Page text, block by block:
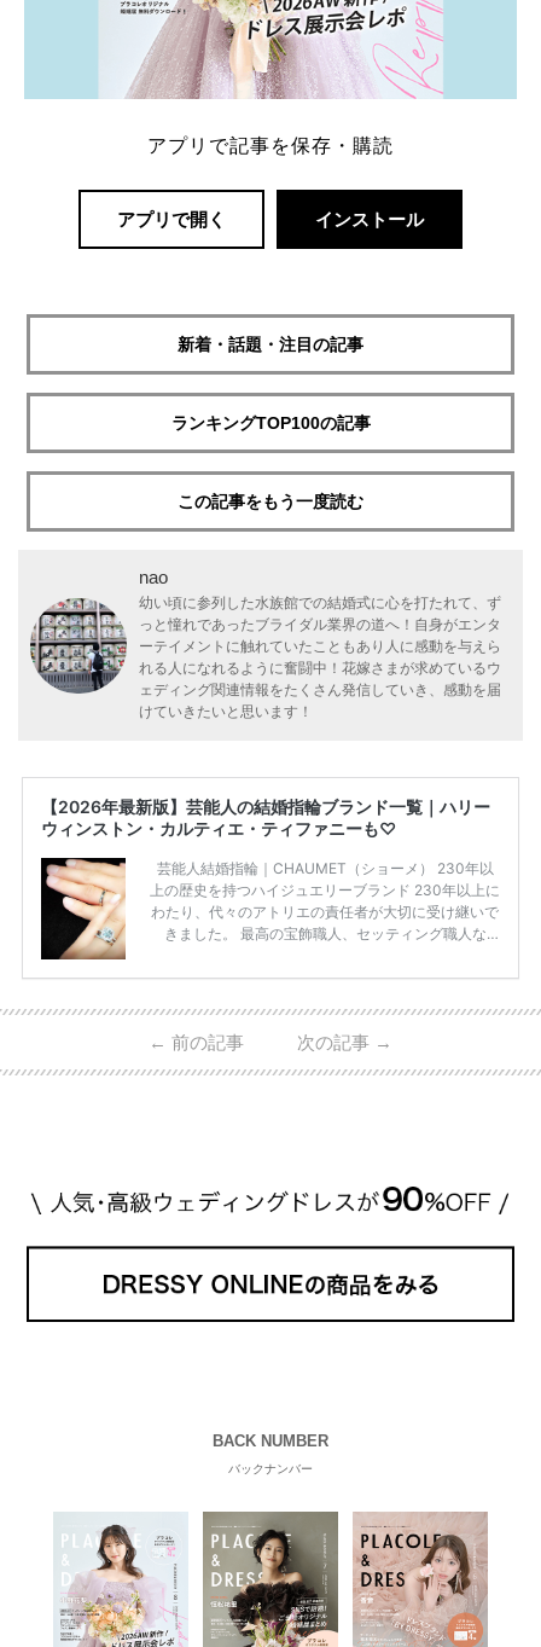
アプリで記事を保存・購読
アプリで開く インストール
新着・話題・注目の記事
ランキングTOP100の記事
この記事をもう一度読む
nao
幼い頃に参列した水族館での結婚式に心を打たれて、ず
っと憧れであったブライダル業界の道へ！自身がエンタ
ーテイメントに触れていたこともあり人に感動を与えら
れる人になれるように奮闘中！花嫁さまが求めているウ
ェディング関連情報をたくさん発信していき、感動を届
けていきたいと思います！
【2026年最新版】芸能人の結婚指輪ブランド一覧｜ハリー
ウィンストン・カルティエ・ティファニーも♡
芸能人結婚指輪｜CHAUMET（ショーメ） 230年以
上の歴史を持つハイジュエリーブランド 230年以上に
わたり、代々のアトリエの責任者が大切に受け継いで
きました。 最高の宝飾職人、セッティング職人な
高品質の宝石を扱っています。 至高のデザインと品
ん・魔裟斗さんの婚約指輪 魔裟斗さんが矢沢さんに
贈られた指輪は1カラットのものです。 ショーメの価
← 前の記事 次の記事 →
BACK NUMBER
バックナンバー